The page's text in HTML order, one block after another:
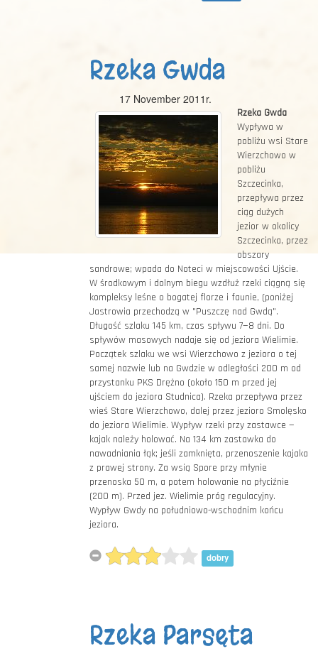
Rzeka Gwda
17 November 2011r.
Rzeka Gwda
Wypływa w
pobliżu wsi Stare
Wierzchowo w
pobliżu
Szczecinka,
przepływa przez
ciąg dużych
jezior w okolicy
Szczecinka, przez
obszary
sandrowe; wpada do Noteci w miejscowości Ujście.
W środkowym i dolnym biegu wzdłuż rzeki ciągną się
kompleksy leśne o bogatej florze i faunie, (poniżej
Jastrowia przechodzą w "Puszczę nad Gwdą".
Długość szlaku 145 km, czas spływu 7—8 dni. Do
spływów masowych nadaje się od jeziora Wielimie.
Początek szlaku we wsi Wierzchowo z jeziora o tej
samej nazwie lub na Gwdzie w odległości 200 m od
przystanku PKS Drężno (około 150 m przed jej
ujściem do jeziora Studnica). Rzeka przepływa przez
wieś Stare Wierzchowo, dalej przez jezioro Smolęsko
do jeziora Wielimie. Wypływ rzeki przy zastawce —
kajak należy holować. Na 134 km zastawka do
nawadniania łąk; jeśli zamknięta, przenoszenie kajaka
z prawej strony. Za wsią Spore przy młynie
przenoska 50 m, a potem holowanie na płyciźnie
(200 m). Przed jez. Wielimie próg regulacyjny.
Wypływ Gwdy na południowo-wschodnim końcu
jeziora.
dobry
Rzeka Parsęta